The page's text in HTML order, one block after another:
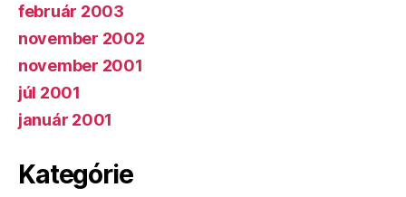
február 2003
november 2002
november 2001
júl 2001
január 2001
Kategórie